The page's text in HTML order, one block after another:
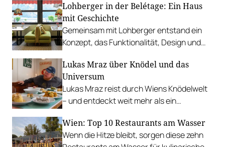
Tacos bis hin zu syrischer Marktküche.
Lohberger in der Belétage: Ein Haus
mit Geschichte
Gemeinsam mit Lohberger entstand ein
Konzept, das Funktionalität, Design und
Lukas Mraz über Knödel und das
Universum
Lukas Mraz reist durch Wiens Knödelwelt
– und entdeckt weit mehr als ein
Wien: Top 10 Restaurants am Wasser
Wenn die Hitze bleibt, sorgen diese zehn